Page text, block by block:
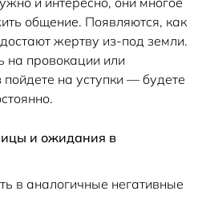
общение. Появляются, как
жертву из-под земли.
на провокации или
на уступки — будете
и ожидания в
в аналогичные негативные